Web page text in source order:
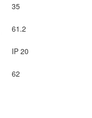
35
61.2
IP 20
62